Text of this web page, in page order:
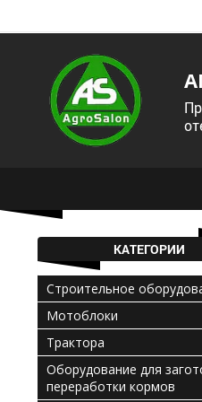
КАТЕГОРИИ
Строительное
Мотоблоки
Трактора
Оборудование для
переработки кормов